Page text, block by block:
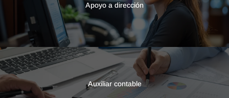
Apoyo a dirección
Auxiliar contable